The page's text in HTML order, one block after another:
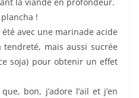
!
été avec une marinade acide
mais aussi sucrée
soja) pour obtenir un effet
bon, j’adore l’ail et j’en